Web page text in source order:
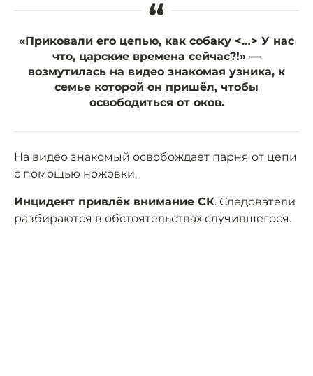
“
«Приковали его цепью, как собаку <…> У нас
что, царские времена сейчас?!» —
возмутилась на видео знакомая узника, к
семье которой он пришёл, чтобы
освободиться от оков.
На видео знакомый освобождает парня от цепи
с помощью ножовки.
Инцидент привлёк внимание СК. Следователи
разбираются в обстоятельствах случившегося.